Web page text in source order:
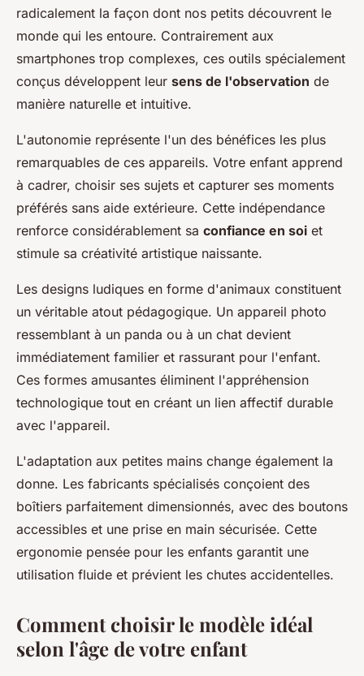
radicalement la façon dont nos petits découvrent le
monde qui les entoure. Contrairement aux
smartphones trop complexes, ces outils spécialement
conçus développent leur sens de l'observation de
manière naturelle et intuitive.
L'autonomie représente l'un des bénéfices les plus
remarquables de ces appareils. Votre enfant apprend
à cadrer, choisir ses sujets et capturer ses moments
préférés sans aide extérieure. Cette indépendance
renforce considérablement sa confiance en soi et
stimule sa créativité artistique naissante.
Les designs ludiques en forme d'animaux constituent
un véritable atout pédagogique. Un appareil photo
ressemblant à un panda ou à un chat devient
immédiatement familier et rassurant pour l'enfant.
Ces formes amusantes éliminent l'appréhension
technologique tout en créant un lien affectif durable
avec l'appareil.
L'adaptation aux petites mains change également la
donne. Les fabricants spécialisés conçoient des
boîtiers parfaitement dimensionnés, avec des boutons
accessibles et une prise en main sécurisée. Cette
ergonomie pensée pour les enfants garantit une
utilisation fluide et prévient les chutes accidentelles.
Comment choisir le modèle idéal
selon l'âge de votre enfant